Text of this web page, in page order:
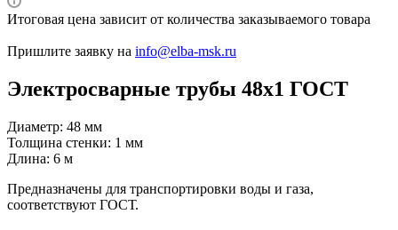
Итоговая цена зависит от количества заказываемого товара
Пришлите заявку на info@elba-msk.ru
Электросварные трубы 48х1 ГОСТ
Диаметр: 48 мм
Толщина стенки: 1 мм
Длина: 6 м
Предназначены для транспортировки воды и газа,
соответствуют ГОСТ.